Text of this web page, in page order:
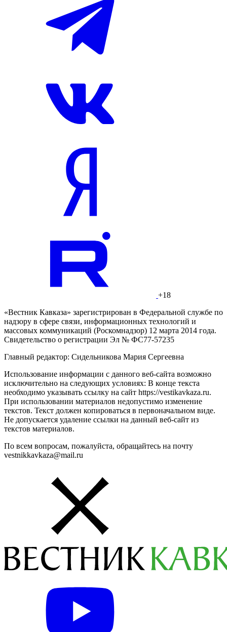
+18
«Вестник Кавказа» зарегистрирован в Федеральной службе по
надзору в сфере связи, информационных технологий и
массовых коммуникаций (Роскомнадзор) 12 марта 2014 года.
Свидетельство о регистрации Эл № ФС77-57235
Главный редактор: Сидельникова Мария Сергеевна
Использование информации с данного веб-сайта возможно
исключительно на следующих условиях: В конце текста
необходимо указывать ссылку на сайт https://vestikavkaza.ru.
При использовании материалов недопустимо изменение
текстов. Текст должен копироваться в первоначальном виде.
Не допускается удаление ссылки на данный веб-сайт из
текстов материалов.
По всем вопросам, пожалуйста, обращайтесь на почту
vestnikkavkaza@mail.ru